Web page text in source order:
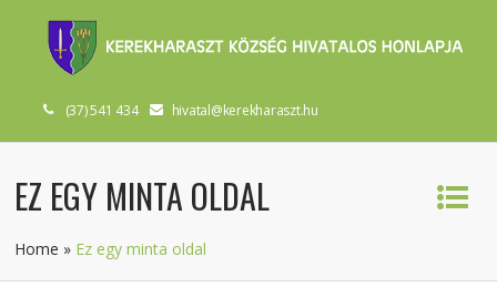
(37) 541 434 hivatal@kerekharaszt.hu
EZ EGY MINTA OLDAL
Home » Ez egy minta oldal